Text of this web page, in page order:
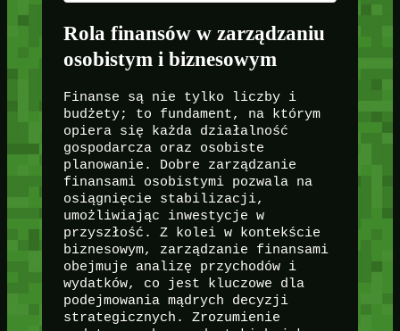
Rola finansów w zarządzaniu
osobistym i biznesowym
Finanse są nie tylko liczby i
budżety; to fundament, na którym
opiera się każda działalność
gospodarcza oraz osobiste
planowanie. Dobre zarządzanie
finansami osobistymi pozwala na
osiągnięcie stabilizacji,
umożliwiając inwestycje w
przyszłość. Z kolei w kontekście
biznesowym, zarządzanie finansami
obejmuje analizę przychodów i
wydatków, co jest kluczowe dla
podejmowania mądrych decyzji
strategicznych. Zrozumienie